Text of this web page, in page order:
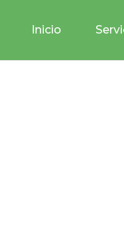
Inicio